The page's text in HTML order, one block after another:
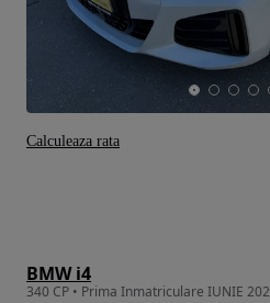
BMW i4
340 CP • Prima Inmatriculare IUNIE 202
Calculeaza rata